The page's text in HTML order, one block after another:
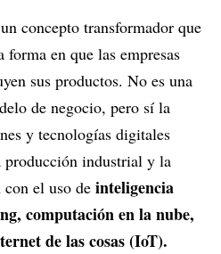
concepto transformador que
en que las empresas
sus productos. No es una
de negocio, pero sí la
y tecnologías digitales
producción industrial y la
el uso de inteligencia
computación en la nube,
de las cosas (IoT).